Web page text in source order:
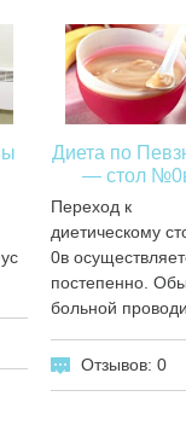
Диета по
— стол
Переход к
диетическому
0в
постепенно.
больной
Отзывов: 0